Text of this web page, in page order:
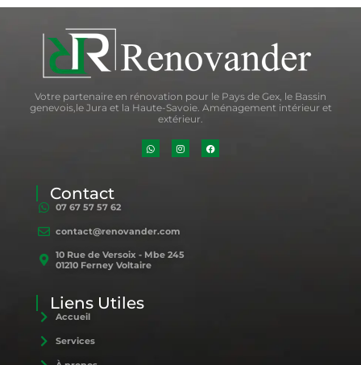
Votre partenaire en rénovation pour le Pays de Gex, le Bassin
genevois,le Jura et la Haute-Savoie. Aménagement intérieur et
extérieur.
Contact
07 67 57 57 62
contact@renovander.com
10 Rue de Versoix - Mbe 245
01210 Ferney Voltaire
Liens Utiles
Accueil
Services